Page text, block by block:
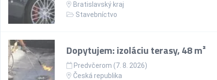
Bratislavský kraj
Stavebníctvo
Dopytujem: izoláciu terasy, 48 m²
Predvčerom (7. 8. 2026)
Česká republika